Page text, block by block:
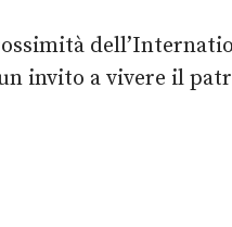
invito a vivere il